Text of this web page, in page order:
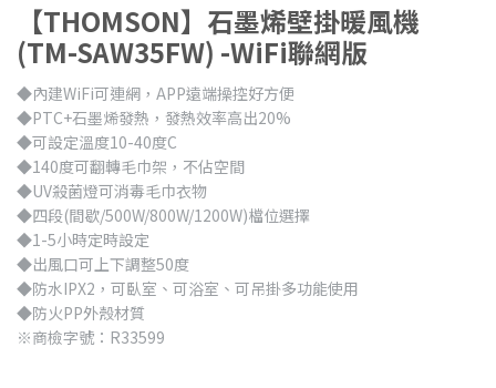
【THOMSON】石墨烯壁掛暖風機
(TM-SAW35FW) -WiFi聯網版
◆內建WiFi可連網，APP遠端操控好方便
◆PTC+石墨烯發熱，發熱效率高出20%
◆可設定溫度10-40度C
◆140度可翻轉毛巾架，不佔空間
◆UV殺菌燈可消毒毛巾衣物
◆四段(間歇/500W/800W/1200W)檔位選擇
◆1-5小時定時設定
◆出風口可上下調整50度
◆防水IPX2，可臥室、可浴室、可吊掛多功能使用
◆防火PP外殼材質
※商檢字號：R33599